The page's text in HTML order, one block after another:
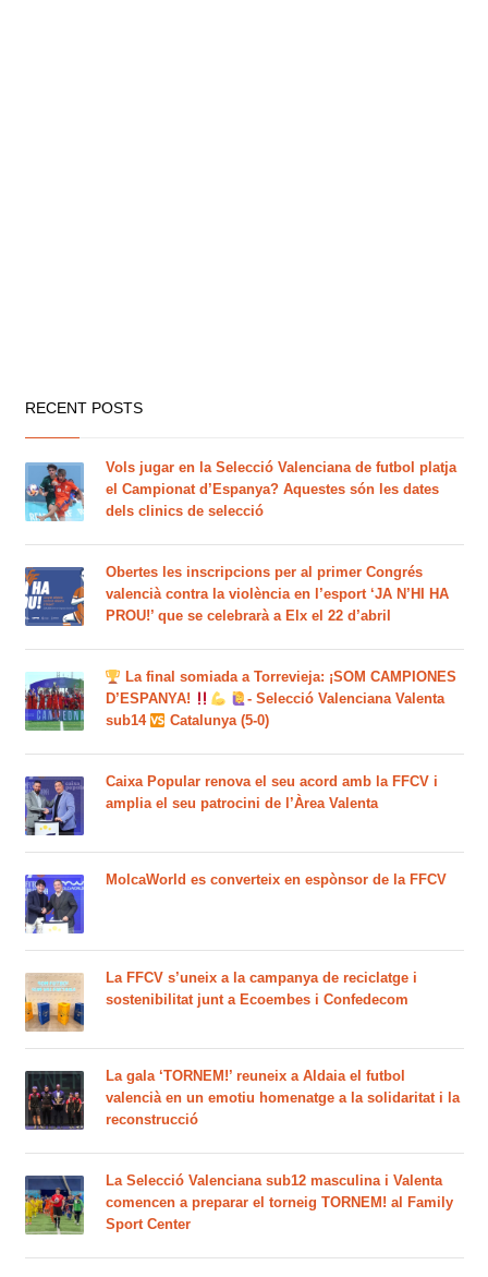
RECENT POSTS
Vols jugar en la Selecció Valenciana de futbol platja
el Campionat d’Espanya? Aquestes són les dates
dels clinics de selecció
Obertes les inscripcions per al primer Congrés
valencià contra la violència en l’esport ‘JA N’HI HA
PROU!’ que se celebrarà a Elx el 22 d’abril
La final somiada a Torrevieja: ¡SOM CAMPIONES
D’ESPANYA!
- Selecció Valenciana Valenta
sub14
Catalunya (5-0)
Caixa Popular renova el seu acord amb la FFCV i
amplia el seu patrocini de l’Àrea Valenta
MolcaWorld es converteix en espònsor de la FFCV
La FFCV s’uneix a la campanya de reciclatge i
sostenibilitat junt a Ecoembes i Confedecom
La gala ‘TORNEM!’ reuneix a Aldaia el futbol
valencià en un emotiu homenatge a la solidaritat i la
reconstrucció
La Selecció Valenciana sub12 masculina i Valenta
comencen a preparar el torneig TORNEM! al Family
Sport Center